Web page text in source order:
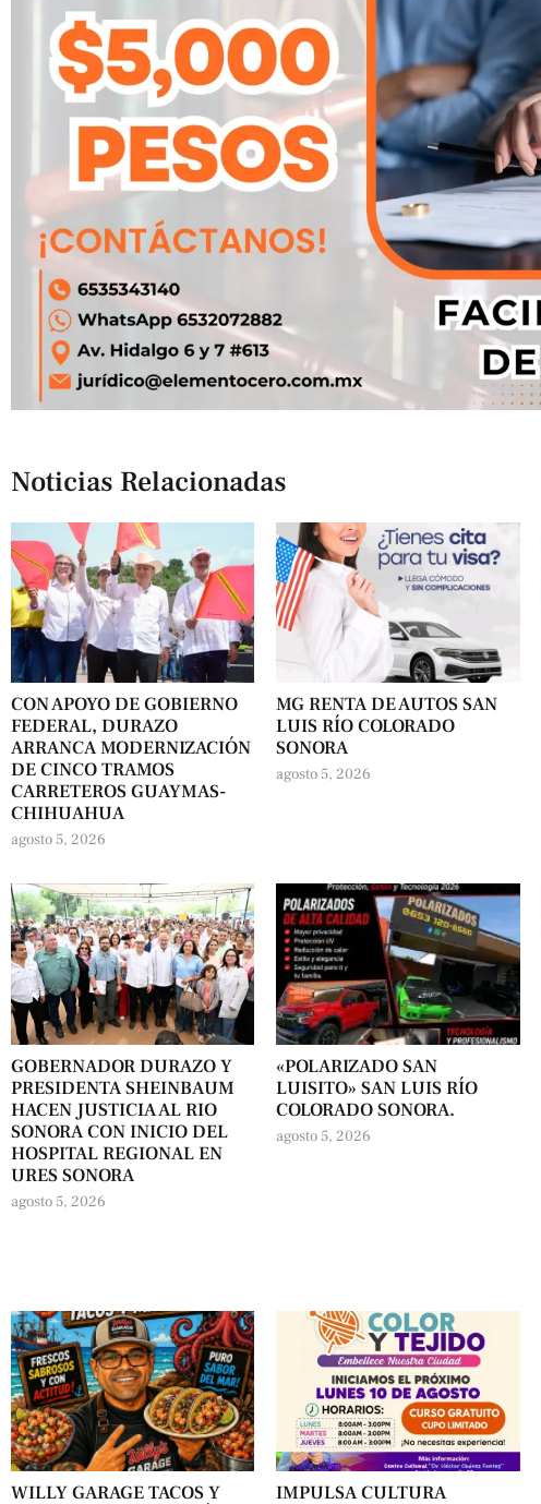
Noticias Relacionadas
CON APOYO DE GOBIERNO
FEDERAL, DURAZO
ARRANCA MODERNIZACIÓN
DE CINCO TRAMOS
CARRETEROS GUAYMAS-
CHIHUAHUA
agosto 5, 2026
MG RENTA DE AUTOS SAN
LUIS RÍO COLORADO
SONORA
agosto 5, 2026
GOBERNADOR DURAZO Y
PRESIDENTA SHEINBAUM
HACEN JUSTICIA AL RIO
SONORA CON INICIO DEL
HOSPITAL REGIONAL EN
URES SONORA
agosto 5, 2026
«POLARIZADO SAN
LUISITO» SAN LUIS RÍO
COLORADO SONORA.
agosto 5, 2026
WILLY GARAGE TACOS Y
IMPULSA CULTURA